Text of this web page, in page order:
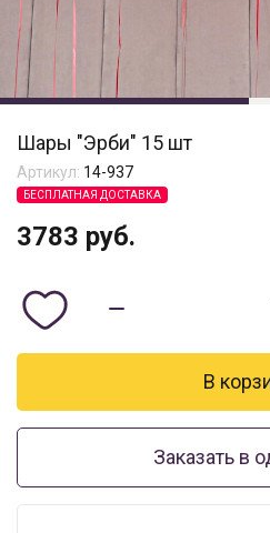
Шары "Эрби" 15 шт
Артикул: 14-937
БЕСПЛАТНАЯ ДОСТАВКА
3783 руб.
Заказать в